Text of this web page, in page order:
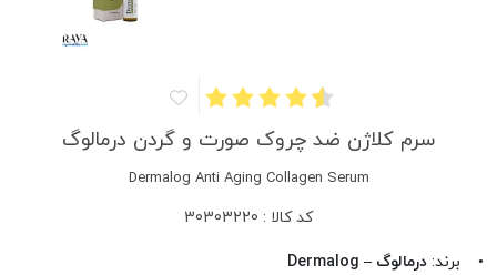
سرم کلاژن ضد چروک صورت و گردن درمالوگ
Dermalog Anti Aging Collagen Serum
کد کالا : 30303220
• برند: درمالوگ – Dermalog